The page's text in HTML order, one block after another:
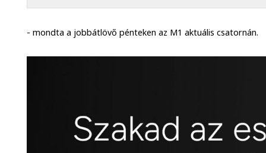
- mondta a jobbátlövő pénteken az M1 aktuális csatornán.